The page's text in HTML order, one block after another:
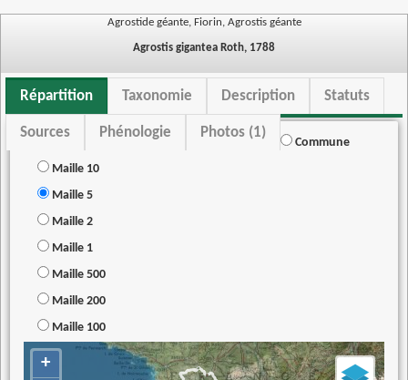
Agrostide géante, Fiorin, Agrostis géante
Agrostis gigantea Roth, 1788
Répartition Taxonomie Description Statuts
Sources Phénologie Photos (1)
Commune
Maille 10
Maille 5
Maille 2
Maille 1
Maille 500
Maille 200
Maille 100
+